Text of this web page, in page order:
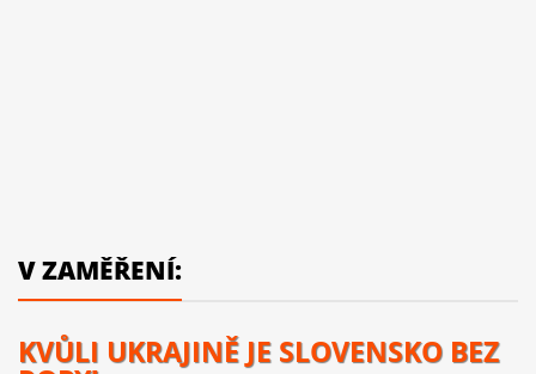
V ZAMĚŘENÍ:
KVŮLI UKRAJINĚ JE SLOVENSKO BEZ